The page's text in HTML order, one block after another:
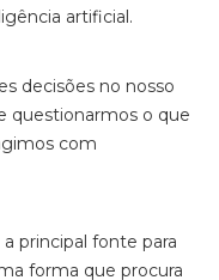
artificial.
decisões no nosso
questionarmos o que
com
principal fonte para
forma que procura